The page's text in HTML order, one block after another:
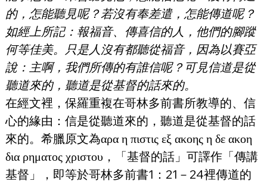
的，怎能聽見呢？若沒有奉差遣，怎能傳道呢？
如經上所記：報福音、傳喜信的人，他們的腳蹤
何等佳美。只是人沒有都聽從福音，因為以賽亞
說：主啊，我們所傳的有誰信呢？可見信道是從
聽道來的，聽道是從基督的話來的。
在經文裡，保羅重複在哥林多前書所教導的、信
心的緣由：信是從聽道來的，聽道是從基督的話
來的。希臘原文為αρα η πιστις εξ ακοης η δε ακοη
δια ρηματος χριστου，「基督的話」可譯作「傳講
基督」，即等於哥林多前書1：21－24裡傳道的